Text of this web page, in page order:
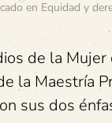
en Equidad y
de la Mujer
la Maestría
sus dos